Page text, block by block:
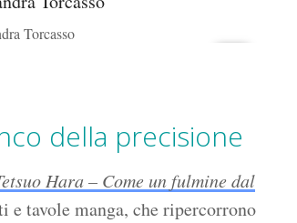
Torcasso
della precisione
Hara – Come un fulmine dal
e tavole manga, che ripercorrono